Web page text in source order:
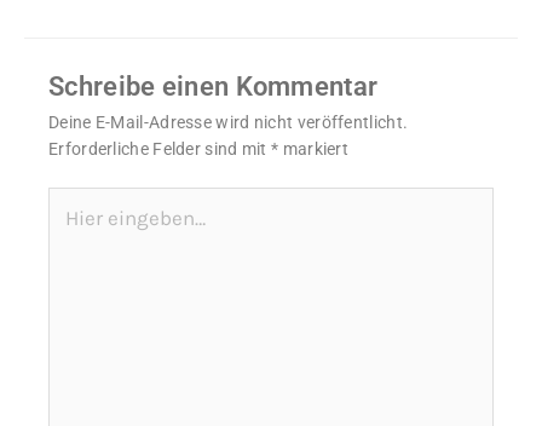
Schreibe einen Kommentar
Deine E-Mail-Adresse wird nicht veröffentlicht.
Erforderliche Felder sind mit* markiert
eingeben…